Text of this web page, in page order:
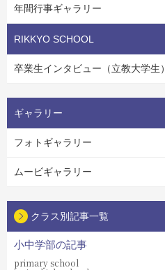
年間行事ギャラリー
RIKKYO SCHOOL
卒業生インタビュー（立教大学生）
ギャラリー
フォトギャラリー
ムービギャラリー
クラス別記事一覧
小中学部の記事
primary school